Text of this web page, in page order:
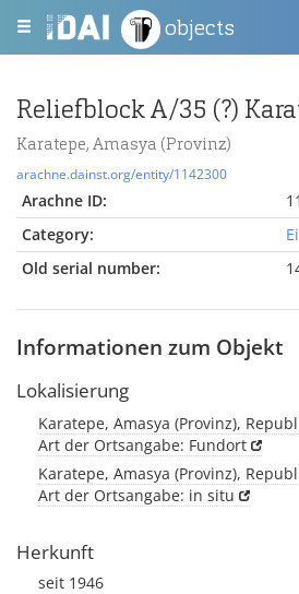
objects
Reliefblock A/35 (?)
Karatepe, Amasya (Provinz)
arachne.dainst.org/entity/1142300
Arachne ID:
Category:
Old serial number:
Informationen zum Objekt
Lokalisierung
Karatepe, Amasya (Provinz),
Art der Ortsangabe: Fundort
Karatepe, Amasya (Provinz),
Art der Ortsangabe: in situ
Herkunft
seit 1946